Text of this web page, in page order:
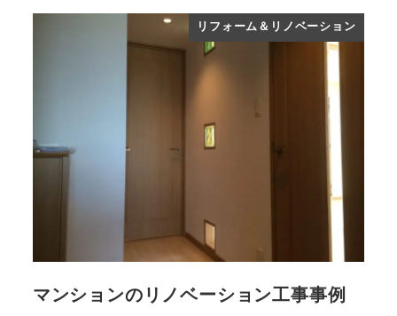
リフォーム＆リノベーション
マンションのリノベーション工事事例